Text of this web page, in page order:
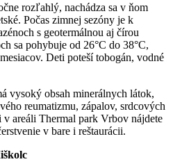
rozľahlý, nachádza sa v ňom
Počas zimnej sezóny je k
s geotermálnou aj čírou
sa pohybuje od 26°C do 38°C,
Deti poteší tobogán, vodné
vysoký obsah minerálnych látok,
reumatizmu, zápalov, srdcových
areáli Thermal park Vrbov nájdete
v bare i reštaurácii.